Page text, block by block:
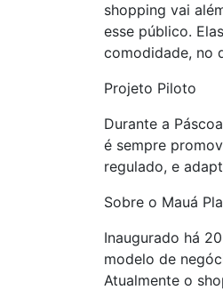
shopping vai
esse público.
comodidade, no
Projeto Piloto
Durante a
é sempre
regulado, e
Sobre o Mauá
Inaugurado há
modelo de
Atualmente o